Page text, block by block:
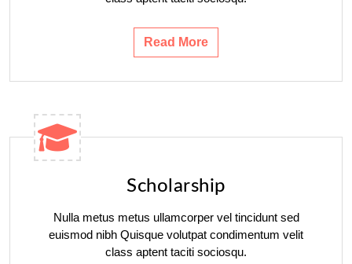
Read More
Scholarship
Nulla metus metus ullamcorper vel tincidunt sed
euismod nibh Quisque volutpat condimentum velit
class aptent taciti sociosqu.